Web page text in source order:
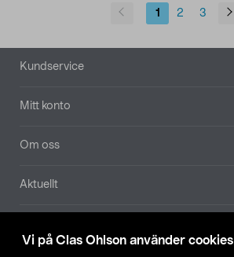
Vi på Clas Ohlson använder cookies
1 2 3
Sidfot
Kundservice
Mitt konto
Om oss
Aktuellt